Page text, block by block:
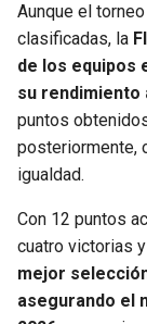
Aunque el
clasificadas, la
de los equipos
su rendimiento
puntos
posteriormente,
igualdad.
Con 12 puntos
cuatro victorias
mejor
asegurando el